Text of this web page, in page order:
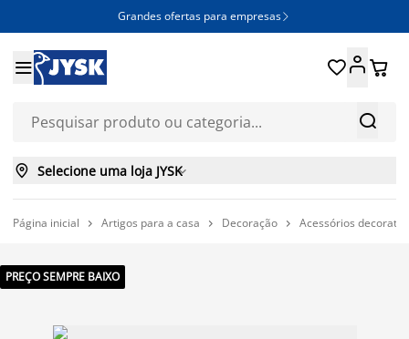
Grandes ofertas para empresas 


 
 Selecione uma loja JYSK
Página inicial  Artigos para a casa  Decoração  Acessórios
PREÇO SEMPRE BAIXO